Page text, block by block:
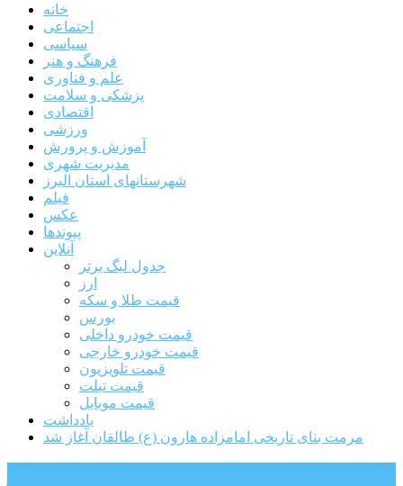
خانه
اجتماعی
سیاسی
فرهنگ و هنر
علم و فناوری
پزشکی و سلامت
اقتصادی
ورزشی
آموزش و پرورش
مدیریت شهری
شهرستانهای استان البرز
فیلم
عکس
پیوندها
آنلاین
جدول لیگ برتر
ارز
قیمت طلا و سکه
بورس
قیمت خودرو داخلی
قیمت خودرو خارجی
قیمت تلویزیون
قیمت تبلت
قیمت موبایل
یادداشت
مرمت بنای تاریخی امامزاده هارون (ع) طالقان آغاز شد